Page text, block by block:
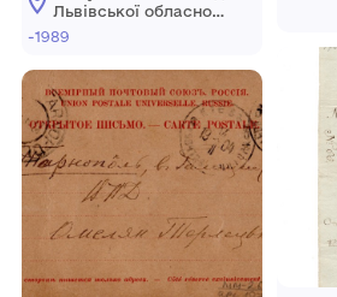
Львівської обласної
ради "Львівський
-1989